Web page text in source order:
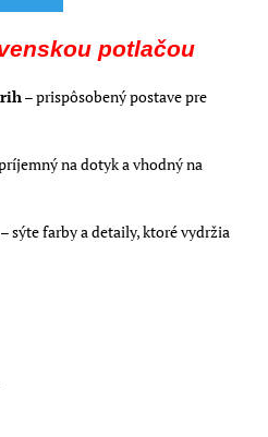
potlačou
– prispôsobený postave pre
na dotyk a vhodný na
– sýte farby a detaily, ktoré vydržia